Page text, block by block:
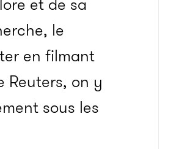
et de sa
le
en filmant
Reuters, on y
sous les